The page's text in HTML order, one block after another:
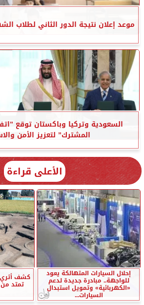
موعد إعلان نتيجة الدور الثاني لطلاب
السعودية وتركيا وباكستان توقع
المشترك” لتعزيز الأمن
الأعلى قراءة
إحلال السيارات المتهالكة يعود
للواجهة.. مبادرة جديدة لدعم
«الكهربائية» وتمويل استبدال
السيارات...
كشف أثري
تمتد